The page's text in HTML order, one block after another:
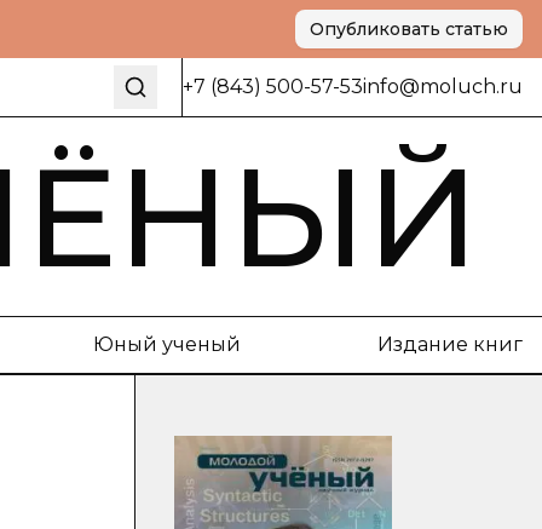
Опубликовать статью
+7 (843) 500-57-53info@moluch.ru
Юный ученый Издание книг